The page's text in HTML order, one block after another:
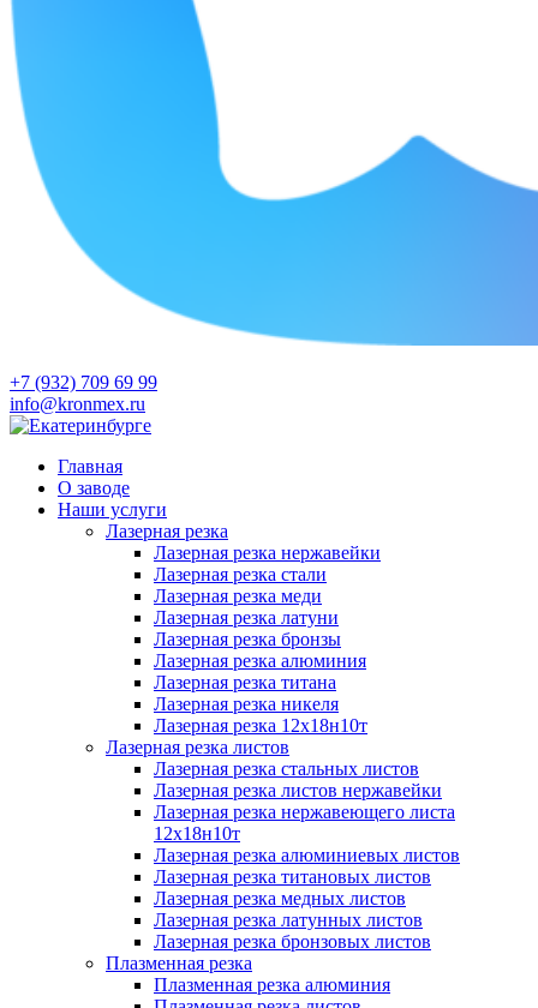
+7 (932) 709 69 99
info@kronmex.ru
Главная
О заводе
Наши услуги
Лазерная резка
Лазерная резка нержавейки
Лазерная резка стали
Лазерная резка меди
Лазерная резка латуни
Лазерная резка бронзы
Лазерная резка алюминия
Лазерная резка титана
Лазерная резка никеля
Лазерная резка 12х18н10т
Лазерная резка листов
Лазерная резка стальных листов
Лазерная резка листов нержавейки
Лазерная резка нержавеющего листа
12х18н10т
Лазерная резка алюминиевых листов
Лазерная резка титановых листов
Лазерная резка медных листов
Лазерная резка латунных листов
Лазерная резка бронзовых листов
Плазменная резка
Плазменная резка алюминия